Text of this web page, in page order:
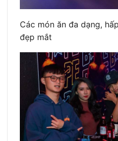
Các món ăn đa dạng,
đẹp mắt